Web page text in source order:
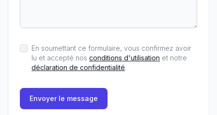
En soumettant ce formulaire, vous confirmez avoir
lu et accepté nos conditions d'utilisation et notre
déclaration de confidentialité.
Envoyer le message